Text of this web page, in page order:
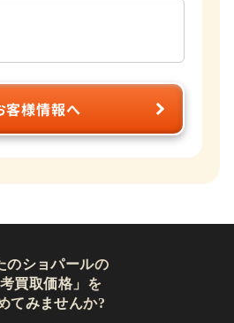
客様情報へ
のショパールの
考買取価格」を
てみませんか?